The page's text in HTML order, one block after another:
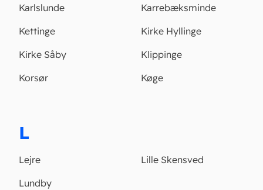
Karlslunde
Karrebæksminde
Kettinge
Kirke Hyllinge
Kirke Såby
Klippinge
Korsør
Køge
L
Lejre
Lille Skensved
Lundby